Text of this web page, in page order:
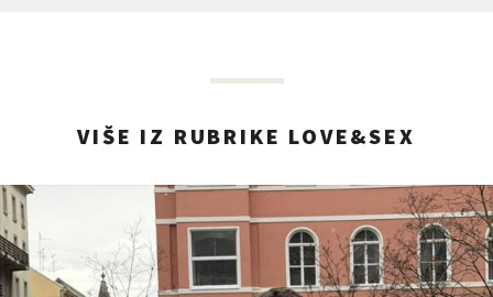
VIŠE IZ RUBRIKE LOVE&SEX